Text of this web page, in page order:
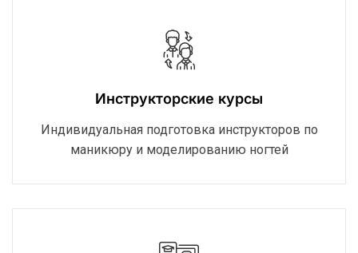
Инструкторские курсы
Индивидуальная подготовка инструкторов по
маникюру и моделированию ногтей